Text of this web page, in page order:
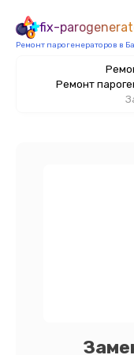
fix-
Ремонт парогенераторов в
Ремонт